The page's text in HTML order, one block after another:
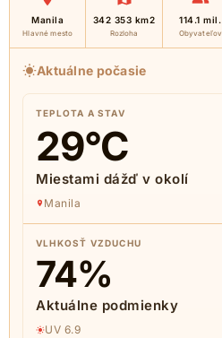
Manila
Hlavné mesto
342 353 km2
Rozloha
114.1 mil.
Obyvateľov
Aktuálne počasie
TEPLOTA A STAV
29°C
Miestami dážď v okolí
Manila
VLHKOSŤ VZDUCHU
74%
Aktuálne podmienky
UV 6.9